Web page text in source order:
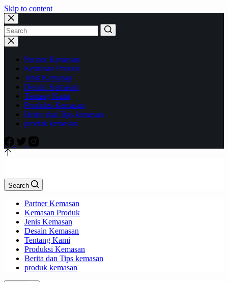
Skip to content
Partner Kemasan
Kemasan Produk
Jenis Kemasan
Desain Kemasan
Tentang Kami
Produksi Kemasan
Berita dan Tips kemasan
produk kemasan
Search
Partner Kemasan
Kemasan Produk
Jenis Kemasan
Desain Kemasan
Tentang Kami
Produksi Kemasan
Berita dan Tips kemasan
produk kemasan